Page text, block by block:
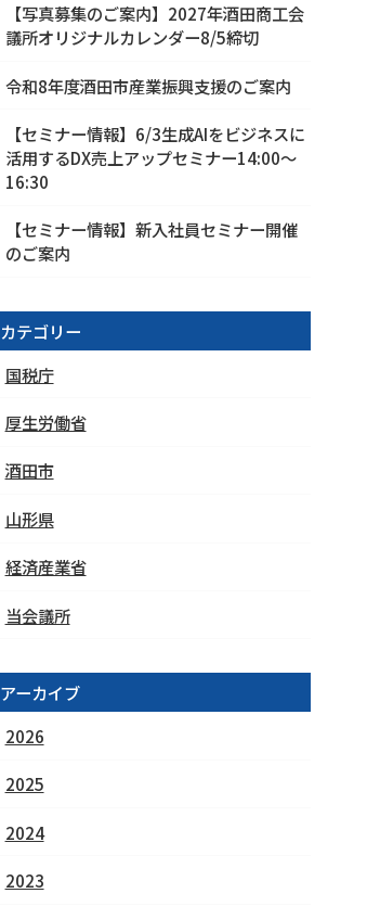
【写真募集のご案内】2027年酒田商工会
議所オリジナルカレンダー8/5締切
令和8年度酒田市産業振興支援のご案内
【セミナー情報】6/3生成AIをビジネスに
活用するDX売上アップセミナー14:00～
16:30
【セミナー情報】新入社員セミナー開催
のご案内
カテゴリー
国税庁
厚生労働省
酒田市
山形県
経済産業省
当会議所
アーカイブ
2026
2025
2024
2023